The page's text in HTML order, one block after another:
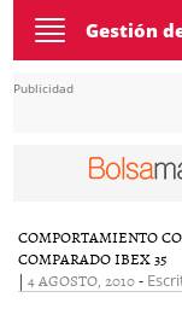
Toggle
navigation
Gestión
Publicidad
COMPORTAMIENTO
COMPARADO IBEX 35
| 4 AGOSTO, 2010-